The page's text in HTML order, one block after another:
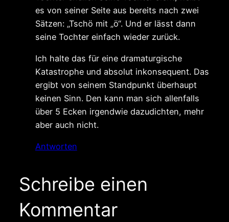
es von seiner Seite aus bereits nach zwei
Sätzen: „Tschö mit „ö“. Und er lässt dann
seine Tochter einfach wieder zurück.
Ich halte das für eine dramaturgische
Katastrophe und absolut inkonsequent. Das
ergibt von seinem Standpunkt überhaupt
keinen Sinn. Den kann man sich allenfalls
über 5 Ecken irgendwie dazudichten, mehr
aber auch nicht.
Antworten
Schreibe einen
Kommentar